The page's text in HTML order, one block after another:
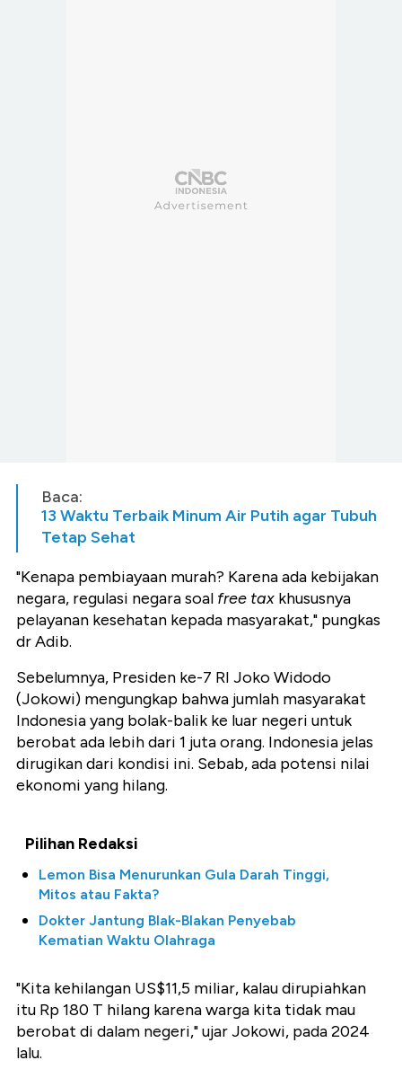
Baca:
13 Waktu Terbaik Minum Air Putih agar Tubuh
Tetap Sehat
"Kenapa pembiayaan murah? Karena ada kebijakan
negara, regulasi negara soal free tax khususnya
pelayanan kesehatan kepada masyarakat," pungkas
dr Adib.
Sebelumnya, Presiden ke-7 RI Joko Widodo
(Jokowi) mengungkap bahwa jumlah masyarakat
Indonesia yang bolak-balik ke luar negeri untuk
berobat ada lebih dari 1 juta orang. Indonesia jelas
dirugikan dari kondisi ini. Sebab, ada potensi nilai
ekonomi yang hilang.
Pilihan Redaksi
Lemon Bisa Menurunkan Gula Darah Tinggi,
Mitos atau Fakta?
Dokter Jantung Blak-Blakan Penyebab
Kematian Waktu Olahraga
"Kita kehilangan US$11,5 miliar, kalau dirupiahkan
itu Rp 180 T hilang karena warga kita tidak mau
berobat di dalam negeri," ujar Jokowi, pada 2024
lalu.